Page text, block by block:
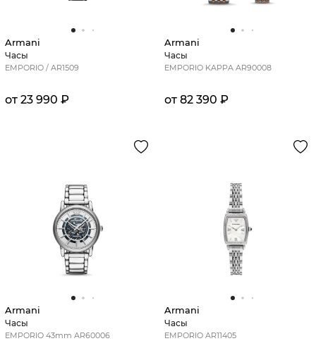
Armani
Часы
EMPORIO / AR1509
от 23 990 ₽
Armani
Часы
EMPORIO KAPPA AR90008
от 82 390 ₽
Armani
Часы
EMPORIO 43mm AR60006
Armani
Часы
EMPORIO AR11405